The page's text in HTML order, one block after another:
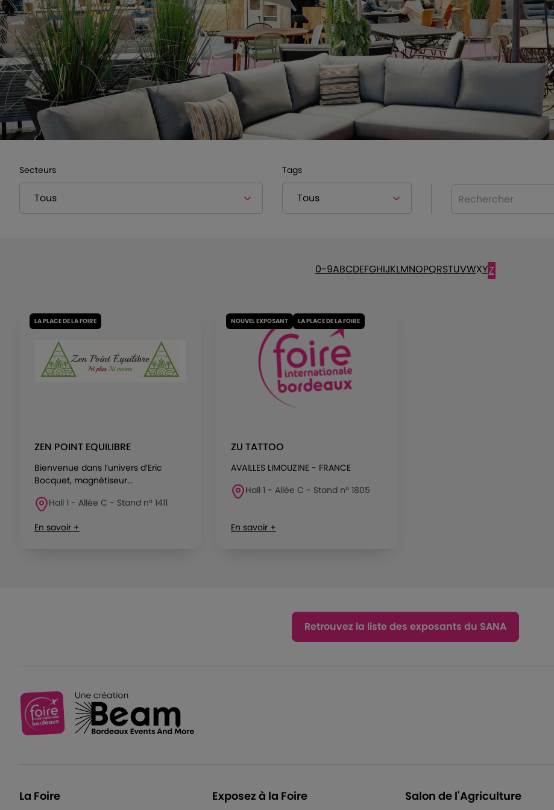
Secteurs Tags
Rechercher
0-9ABCDEFGHIJKLMNOPQRSTUVWXYZ
LA PLACE DE LA FOIRE
ZEN POINT EQUILIBRE
Bienvenue dans l’univers d’Eric
Bocquet, magnétiseur...
Hall 1 - Allée C - Stand n° 1411
En savoir +
NOUVEL EXPOSANT LA PLACE DE LA FOIRE
ZU TATTOO
AVAILLES LIMOUZINE - FRANCE
Hall 1 - Allée C - Stand n° 1805
En savoir +
Retrouvez la liste des exposants du SANA
La Foire Exposez à la Foire Salon de l'Agriculture